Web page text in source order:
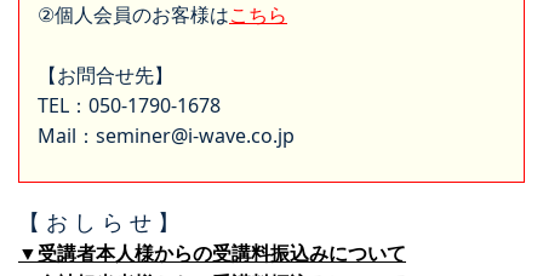
②個人会員のお客様はこちら
【お問合せ先】
TEL：050-1790-1678
Mail：seminer@i-wave.co.jp
【 お し ら せ 】
▼受講者本人様からの受講料振込みについて